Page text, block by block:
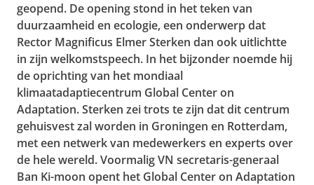
geopend. De opening stond in het teken van
duurzaamheid en ecologie, een onderwerp dat
Rector Magnificus Elmer Sterken dan ook uitlichtte
in zijn welkomstspeech. In het bijzonder noemde hij
de oprichting van het mondiaal
klimaatadaptiecentrum Global Center on
Adaptation. Sterken zei trots te zijn dat dit centrum
gehuisvest zal worden in Groningen en Rotterdam,
met een netwerk van medewerkers en experts over
de hele wereld. Voormalig VN secretaris-generaal
Ban Ki-moon opent het Global Center on Adaptation